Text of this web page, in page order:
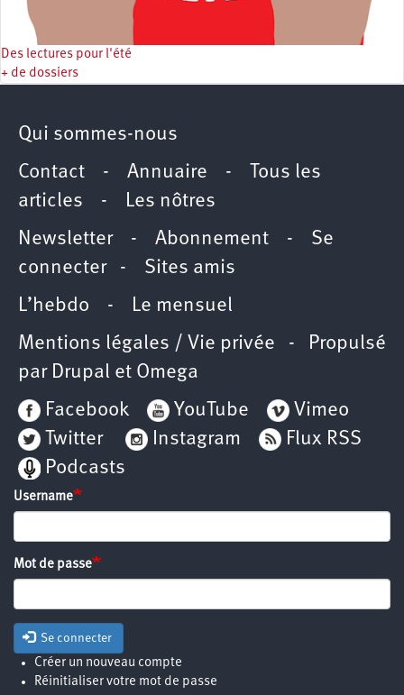
Des lectures pour l'été
+ de dossiers
Qui sommes-nous
Contact - Annuaire -
Tous les
articles - Les nôtres
Newsletter- Abonnement - Se
connecter- Sites amis
L’hebdo - Le mensuel
Mentions légales / Vie privée - Propulsé
par Drupal et Omega
Facebook
YouTube
Vimeo
Twitter
Instagram
Flux RSS
Podcasts
Username
Mot de passe
Se connecter
Créer un nouveau compte
Réinitialiser votre mot de passe